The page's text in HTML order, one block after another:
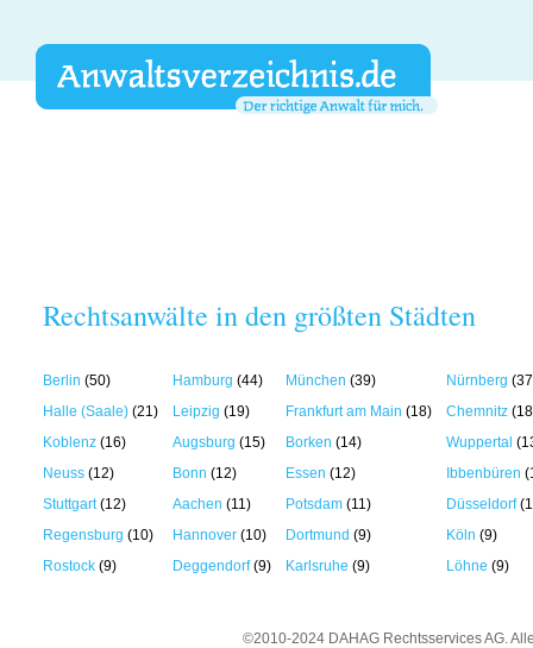
Rechtsanwälte in den größten Städten
Berlin (50) Hamburg (44) München (39) Nürnberg
Halle (Saale)(21) Leipzig (19) Frankfurt am Main (18) Chemnitz
Koblenz(16) Augsburg (15) Borken (14) Wuppertal
Neuss(12) Bonn (12) Essen (12) Ibbenbüren
Stuttgart(12) Aachen (11) Potsdam(11) Düsseldorf
Regensburg (10) Hannover(10) Dortmund (9) Köln (9)
Rostock(9) Deggendorf(9) Karlsruhe (9) Löhne (9)
©2010-2024 DAHAG Rechtsservices AG.